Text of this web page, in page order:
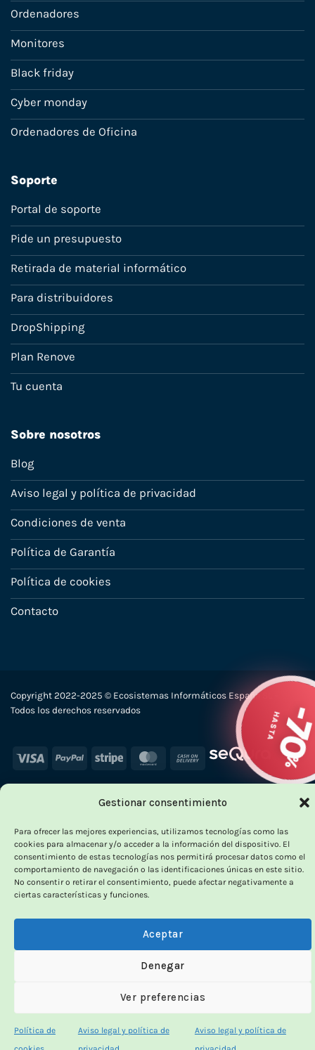
Gestionar consentimiento
Para ofrecer las mejores experiencias, utilizamos tecnologías como las
cookies para almacenar y/o acceder a la información del dispositivo. El
consentimiento de estas tecnologías nos permitirá procesar datos como el
comportamiento de navegación o las identificaciones únicas en este sitio.
No consentir o retirar el consentimiento, puede afectar negativamente a
ciertas características y funciones.
Aceptar
Denegar
Ver preferencias
Política de
Aviso legal y política de
Aviso legal y política de
Ordenadores
Monitores
Black friday
Cyber monday
Ordenadores de Oficina
Soporte
Portal de soporte
Pide un presupuesto
Retirada de material informático
Para distribuidores
DropShipping
Plan Renove
Tu cuenta
Sobre nosotros
Blog
Aviso legal y política de privacidad
Condiciones de venta
Política de Garantía
Política de cookies
Contacto
Copyright 2022-2025 © Ecosistemas Informáticos España SL –
Todos los derechos reservados
Visa PayPal Stripe MasterCard
Cash
OUTLET VORPC
Calidad probada,
precios imbatibles
100% funcionales · revisados